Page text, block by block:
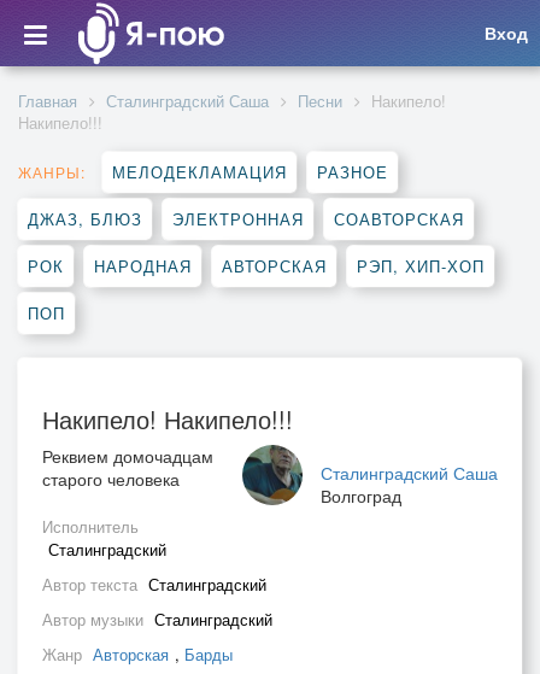
Вход
Главная Сталинградский Саша Песни
Накипело!
Накипело!!!
ЖАНРЫ: МЕЛОДЕКЛАМАЦИЯ РАЗНОЕ
ДЖАЗ, БЛЮЗ ЭЛЕКТРОННАЯ СОАВТОРСКАЯ
РОК НАРОДНАЯ АВТОРСКАЯ РЭП, ХИП-ХОП
ПОП
Накипело! Накипело!!!
Сталинградский Саша
Волгоград
Реквием домочадцам
старого человека
Исполнитель
Сталинградский
Автор текста Сталинградский
Автор музыки Сталинградский
Жанр Авторская , Барды